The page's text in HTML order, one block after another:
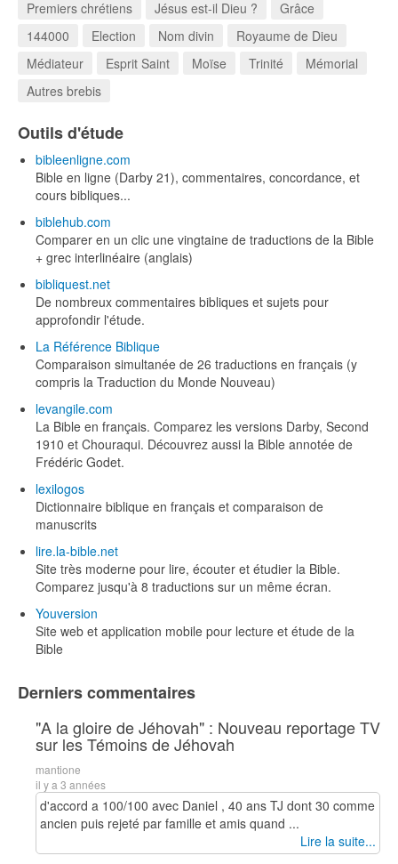
Premiers chrétiens
Jésus est-il Dieu ?
Grâce
144000
Election Nom divin
Royaume de Dieu
Médiateur
Esprit Saint Moïse Trinité
Mémorial
Autres brebis
Outils d'étude
bibleenligne.com
Bible en ligne (Darby 21), commentaires, concordance, et
cours bibliques...
biblehub.com
Comparer en un clic une vingtaine de traductions de la Bible
+ grec interlinéaire (anglais)
bibliquest.net
De nombreux commentaires bibliques et sujets pour
approfondir l'étude.
La Référence Biblique
Comparaison simultanée de 26 traductions en français (y
compris la Traduction du Monde Nouveau)
levangile.com
La Bible en français. Comparez les versions Darby, Second
1910 et Chouraqui. Découvrez aussi la Bible annotée de
Frédéric Godet.
lexilogos
Dictionnaire biblique en français et comparaison de
manuscrits
lire.la-bible.net
Site très moderne pour lire, écouter et étudier la Bible.
Comparez jusqu'à 8 traductions sur un même écran.
Youversion
Site web et application mobile pour lecture et étude de la
Bible
Derniers commentaires
"A la gloire de Jéhovah" : Nouveau reportage TV
sur les Témoins de Jéhovah
mantione
il y a 3 années
d'accord a 100/100 avec Daniel , 40 ans TJ dont 30 comme
ancien puis rejeté par famille et amis quand ...
Lire la suite...